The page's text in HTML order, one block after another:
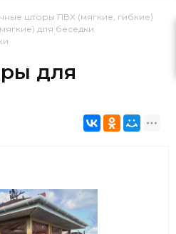
шторы ПВХ (мягкие, гибкие)
для беседки
для